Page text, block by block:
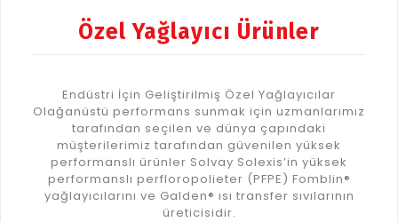
Özel Yağlayıcı Ürünler
Endüstri İçin Geliştirilmiş Özel Yağlayıcılar
Olağanüstü performans sunmak için uzmanlarımız
tarafından seçilen ve dünya çapındaki
müşterilerimiz tarafından güvenilen yüksek
performanslı ürünler Solvay Solexis’in yüksek
performanslı perfloropolieter (PFPE) Fomblin®
yağlayıcılarını ve Galden® ısı transfer sıvılarının
üreticisidir.